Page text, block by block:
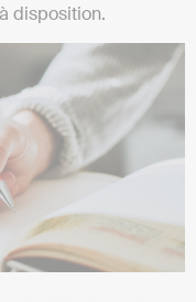
disposition​​.